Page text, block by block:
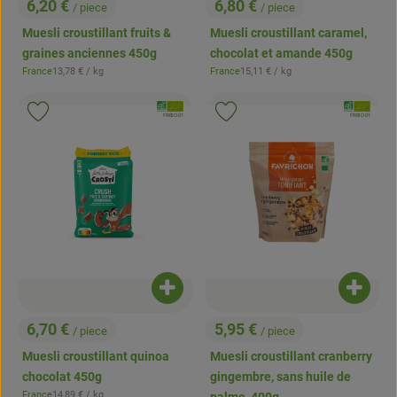
, Prix:
6,20 € / piece
Muesli croustillant fruits &
graines anciennes 450g
, Origine:
France, Prix de référence:
13,78 € / kg
, Prix:
6,80 € / piece
Muesli croustillant caramel,
chocolat et amande 450g
, Origine:
France, Prix de référence:
15,11 € / kg
, Prix:
6,70 € / piece
Muesli croustillant quinoa
chocolat 450g
, Prix de référence:
Ajouter le produit au panier
, Association:
, Autorité de contrôle:
FR-BIO-01
Ajouter le produit aux favoris
, Prix:
5,95 € / piece
Muesli croustillant cranberry
gingembre, sans huile de
, , Autorité de contrôle:
FR-BIO-01
Ajouter le produit aux favoris